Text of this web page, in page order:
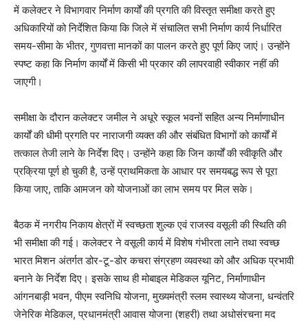
में कलेक्टर ने विभागवार निर्माण कार्यों की प्रगति की विस्तृत समीक्षा करते हुए
अधिकारियों को निर्देशित किया कि जिले में संचालित सभी निर्माण कार्य निर्धारित
समय-सीमा के भीतर, गुणवत्ता मानकों का पालन करते हुए पूर्ण किए जाएं। उन्होंने
स्पष्ट कहा कि निर्माण कार्यों में किसी भी प्रकार की लापरवाही स्वीकार नहीं की
जाएगी।
समीक्षा के दौरान कलेक्टर जमील ने अधूरे स्कूल भवनों सहित अन्य निर्माणाधीन
कार्यों की धीमी प्रगति पर नाराजगी व्यक्त की और संबंधित विभागों को कार्यों में
तत्काल तेजी लाने के निर्देश दिए। उन्होंने कहा कि जिन कार्यों की स्वीकृति और
प्रक्रिया पूर्ण हो चुकी है, उन्हें प्राथमिकता के आधार पर समयबद्ध रूप से पूरा
किया जाए, ताकि आमजन को योजनाओं का लाभ समय पर मिल सके।
बैठक में नगरीय निकाय क्षेत्रों में स्वच्छता शुल्क एवं राजस्व वसूली की स्थिति की
भी समीक्षा की गई। कलेक्टर ने वसूली कार्य में विशेष गंभीरता लाने तथा स्वच्छ
भारत मिशन अंतर्गत डोर-टू-डोर कचरा संग्रहण व्यवस्था को और अधिक प्रभावी
बनाने के निर्देश दिए। इसके साथ ही मोबाइल मेडिकल यूनिट, निर्माणाधीन
आंगनबाड़ी भवन, पीएम स्वनिधि योजना, मुख्यमंत्री स्लम स्वास्थ्य योजना, धन्वंतरि
जेनेरिक मेडिकल, प्रधानमंत्री आवास योजना (शहरी) तथा अधोसंरचना मद